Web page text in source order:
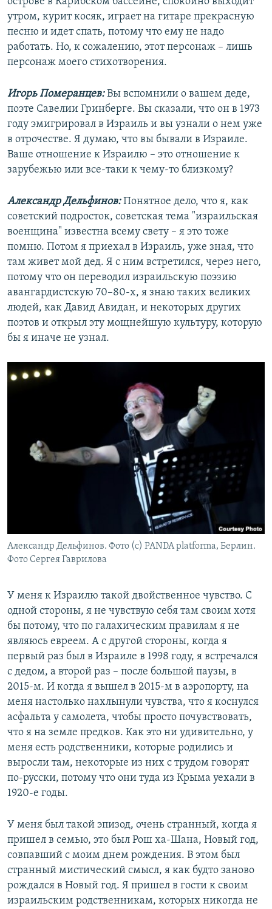
утром, курит косяк, играет на гитаре прекрасную
песню и идет спать, потому что ему не надо
работать. Но, к сожалению, этот персонаж – лишь
персонаж моего стихотворения.
Игорь Померанцев:Вы вспомнили о вашем деде,
поэте Савелии Гринберге. Вы сказали, что он в 1973
году эмигрировал в Израиль и вы узнали о нем уже
в отрочестве. Я думаю, что вы бывали в Израиле.
Ваше отношение к Израилю – это отношение к
зарубежью или все-таки к чему-то близкому?
Александр Дельфинов:Понятное дело, что я, как
советский подросток, советская тема "израильская
военщина" известна всему свету – я это тоже
помню. Потом я приехал в Израиль, уже зная, что
там живет мой дед. Я с ним встретился, через него,
потому что он переводил израильскую поэзию
авангардистскую 70–80-х, я знаю таких великих
людей, как Давид Авидан, и некоторых других
поэтов и открыл эту мощнейшую культуру, которую
бы я иначе не узнал.
Александр Дельфинов. Фото (с) PANDA platforma, Берлин.
Фото Сергея Гаврилова
У меня к Израилю такой двойственное чувство. С
одной стороны, я не чувствую себя там своим хотя
бы потому, что по галахическим правилам я не
являюсь евреем. А с другой стороны, когда я
первый раз был в Израиле в 1998 году, я встречался
с дедом, а второй раз – после большой паузы, в
2015-м. И когда я вышел в 2015-м в аэропорту, на
меня настолько нахлынули чувства, что я коснулся
асфальта у самолета, чтобы просто почувствовать,
что я на земле предков. Как это ни удивительно, у
меня есть родственники, которые родились и
выросли там, некоторые из них с трудом говорят
по-русски, потому что они туда из Крыма уехали в
1920-е годы.
У меня был такой эпизод, очень странный, когда я
пришел в семью, это был Рош ха-Шана, Новый год,
совпавший с моим днем рождения. В этом был
странный мистический смысл, я как будто заново
рождался в Новый год. Я пришел в гости к своим
израильским родственникам, которых никогда не